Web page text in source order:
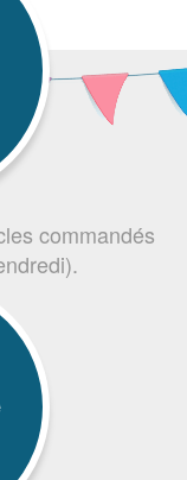
commandés